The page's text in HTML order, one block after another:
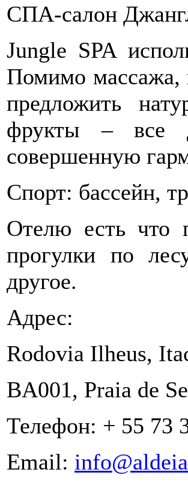
СПА-салон
Jungle SPA
Помимо массажа,
предложить
фрукты – все
совершенную
Спорт: бассейн,
Отелю есть что
прогулки по
другое.
Адрес:
Rodovia Ilheus,
BA001, Praia de
Телефон: + 55 73
Email: